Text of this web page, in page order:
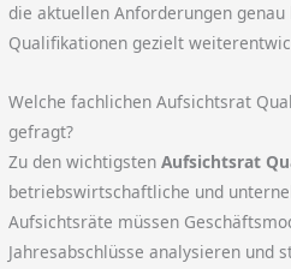
die aktuellen Anforderungen genau
Qualifikationen gezielt
Welche fachlichen Aufsichtsrat
gefragt?
Zu den wichtigstenAufsichtsrat
betriebswirtschaftliche und
Aufsichtsräte müssen
Jahresabschlüsse analysieren und